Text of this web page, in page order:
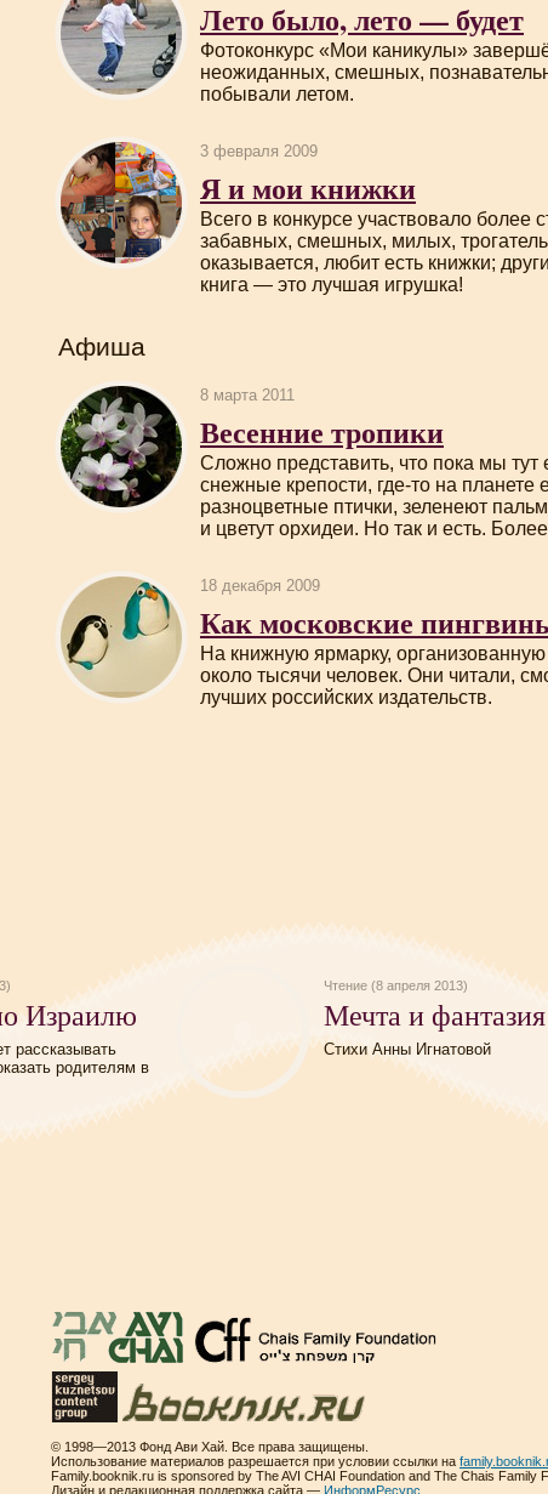
Лето было, лето — будет
Фотоконкурс «Мои каникулы»
неожиданных, смешных,
побывали летом.
3 февраля 2009
Я и мои книжки
Всего в конкурсе участвовало
забавных, смешных, милых,
оказывается, любит есть книжки;
книга — это лучшая игрушка!
Афиша
8 марта 2011
Весенние тропики
Сложно представить, что пока мы
снежные крепости, где-то на планете
разноцветные птички, зеленеют
и цветут орхидеи. Но так и есть.
18 декабря 2009
Как московские
На книжную ярмарку,
около тысячи человек. Они читали,
лучших российских издательств.
Израилю
рассказывать
родителям в
Чтение (8 апреля 2013)
Мечта и фантазия
Стихи Анны Игнатовой
© 1998—2013 Фонд Ави Хай. Все права защищены.
Использование материалов разрешается при условии ссылки на
Family.booknik.ru is sponsored by The AVI CHAI Foundation and The Chais Family
Дизайн и редакционная поддержка сайта — ИнформРесурс